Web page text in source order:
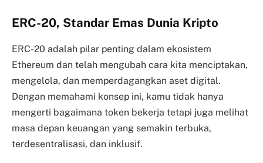
ERC-20, Standar Emas Dunia Kripto
ERC-20 adalah pilar penting dalam ekosistem
Ethereum dan telah mengubah cara kita menciptakan,
mengelola, dan memperdagangkan aset digital.
Dengan memahami konsep ini, kamu tidak hanya
mengerti bagaimana token bekerja tetapi juga melihat
masa depan keuangan yang semakin terbuka,
terdesentralisasi, dan inklusif.